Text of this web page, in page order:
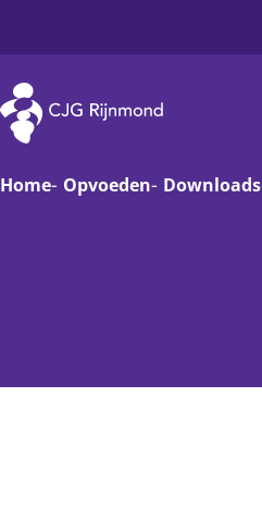
CJG Rijnmond
Home Opvoeden Downloads